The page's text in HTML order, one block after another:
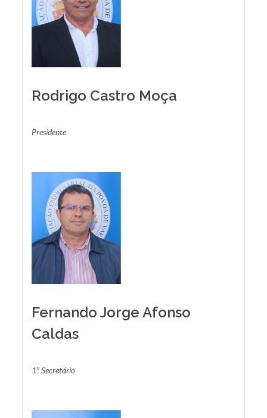
Rodrigo Castro Moça
Presidente
Fernando Jorge Afonso
Caldas
1º Secretário